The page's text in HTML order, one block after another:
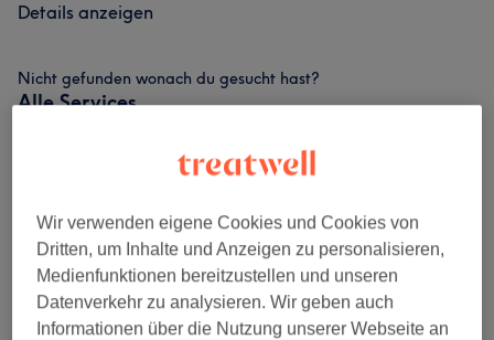
Details anzeigen
Nicht gefunden wonach du gesucht hast?
Alle Services
(3)
Massagen (9) ab 45 €
Salonbewertungen
Wir verwenden eigene Cookies und Cookies von
Dritten, um Inhalte und Anzeigen zu personalisieren,
Medienfunktionen bereitzustellen und unseren
Datenverkehr zu analysieren. Wir geben auch
Informationen über die Nutzung unserer Webseite an